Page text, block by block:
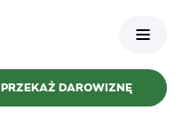
PRZEKAŻ DAROWIZNĘ